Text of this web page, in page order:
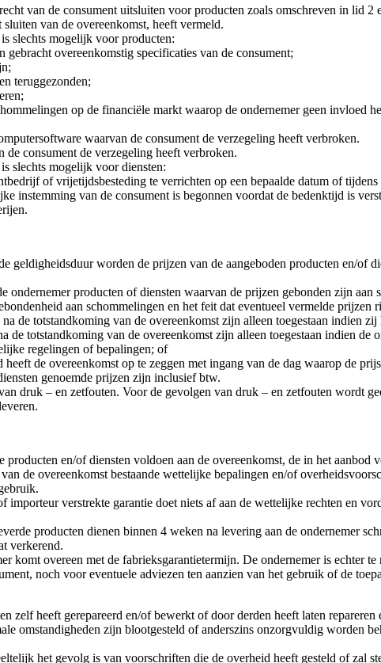
van de consument uitsluiten voor producten zoals omschreven in lid
van de overeenkomst, heeft vermeld.
slechts mogelijk voor producten:
gebracht overeenkomstig specificaties van de consument;
teruggezonden;
op de financiële markt waarop de ondernemer geen invloed
waarvan de consument de verzegeling heeft verbroken.
consument de verzegeling heeft verbroken.
slechts mogelijk voor diensten:
of vrijetijdsbesteding te verrichten op een bepaalde datum of tijdens
instemming van de consument is begonnen voordat de bedenktijd is
geldigheidsduur worden de prijzen van de aangeboden producten en/
producten of diensten waarvan de prijzen gebonden zijn
aan schommelingen en het feit dat eventueel vermelde
de totstandkoming van de overeenkomst zijn alleen toegestaan indien
de totstandkoming van de overeenkomst zijn alleen toegestaan indien de
regelingen of bepalingen; of
heeft de overeenkomst op te zeggen met ingang van de dag waarop de
genoemde prijzen zijn inclusief btw.
druk – en zetfouten. Voor de gevolgen van druk – en zetfouten wordt
producten en/of diensten voldoen aan de overeenkomst, de in het
de overeenkomst bestaande wettelijke bepalingen en/of
importeur verstrekte garantie doet niets af aan de wettelijke rechten en
producten dienen binnen 4 weken na levering aan de ondernemer
verkerend.
komt overeen met de fabrieksgarantietermijn. De ondernemer is
noch voor eventuele adviezen ten aanzien van het gebruik of de
zelf heeft gerepareerd en/of bewerkt of door derden heeft laten repareren
omstandigheden zijn blootgesteld of anderszins onzorgvuldig worden
het gevolg is van voorschriften die de overheid heeft gesteld of zal